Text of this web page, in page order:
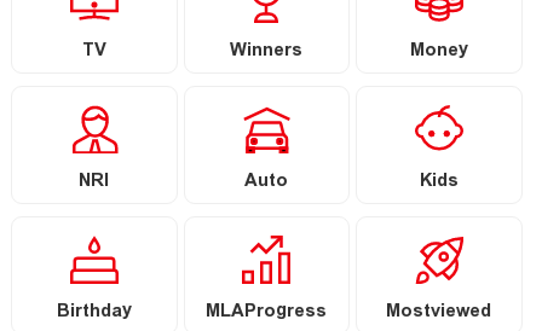
TV Winners Money
NRI Auto Kids
Birthday MLAProgress Mostviewed